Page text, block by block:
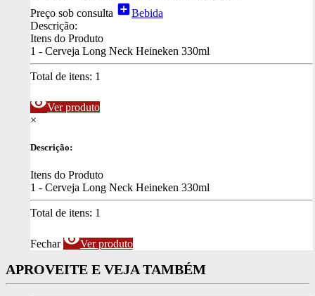
Preço sob consulta add_boxBebida
Descrição:
Itens do Produto
1 - Cerveja Long Neck Heineken 330ml
Total de itens: 1
visibilityVer produto
×
Descrição:
Itens do Produto
1 - Cerveja Long Neck Heineken 330ml
Total de itens: 1
Fechar visibilityVer produto
APROVEITE E VEJA TAMBÉM